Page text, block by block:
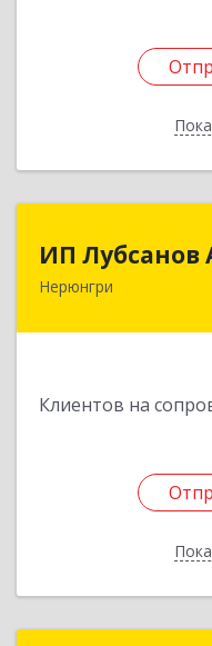
ИП Лубсанов
Нерюнгри
Клиентов на
ИП
675002, Амурская